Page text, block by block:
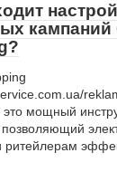
кампаний
мощный
позволяющий
ритейлерам